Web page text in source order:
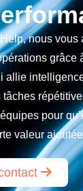
nous vous
grâce
allie
pour
valeur